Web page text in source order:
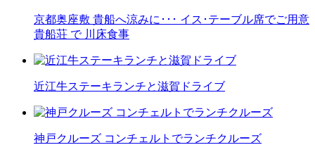
京都奥座敷 貴船へ涼みに･･･ イス･テーブル席でご用意
貴船荘 で 川床食事
近江牛ステーキランチと滋賀ドライブ
神戸クルーズ コンチェルトでランチクルーズ